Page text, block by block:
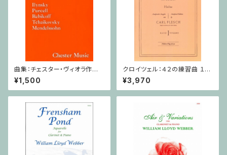
曲集：チェスター・ヴィオラ作品
集 / ヴィオラ・ピアノ
¥1,500
クロイツェル：４２の練習曲 １巻
/ ヴァイオリン教本
¥3,970